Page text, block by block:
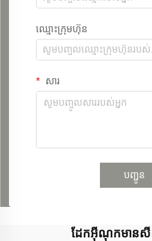
ឈ្មោះក្រុមហ៊ុន
សារ
បញ្ជូន
ដែកអ៊ីណុកមាន